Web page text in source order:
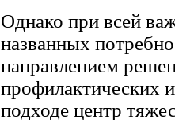
Однако при всей
названных
направлением
профилактических
подходе центр